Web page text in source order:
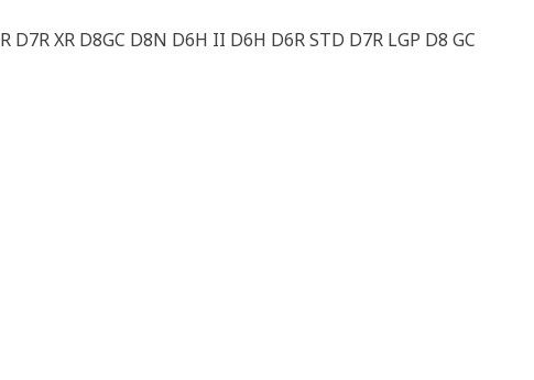
D7R XR D8GC D8N D6H II D6H D6R STD D7R LGP D8 GC